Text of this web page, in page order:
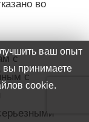
во
с
с
ваш опыт
вы принимаете
cookie.